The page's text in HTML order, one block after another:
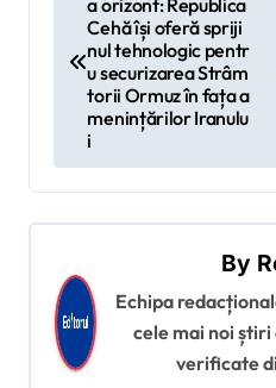
a
î
n
a
a orizont: Republica
Cehă își oferă spriji
nul tehnologic pentr
u securizarea Strâm
torii Ormuz în fața a
menințărilor Iranulu
i
By
Echipa
cele mai noi știri
verificate